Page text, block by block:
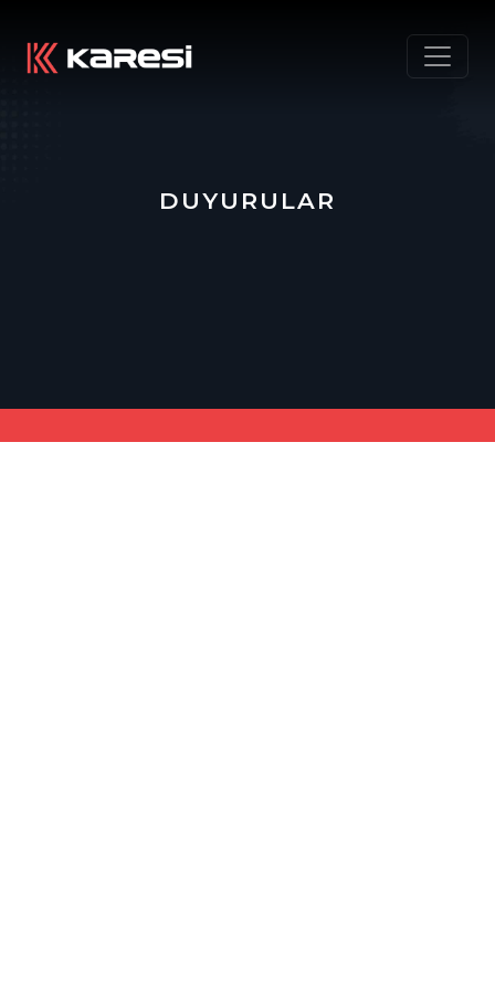
DUYURULAR